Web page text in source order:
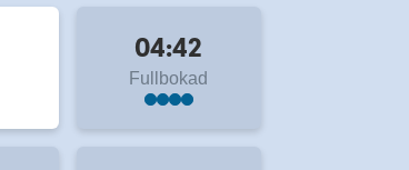
04:42
Fullbokad